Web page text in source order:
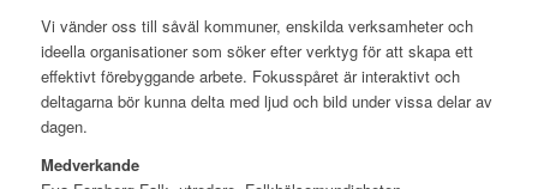
Vi vänder oss till såväl kommuner, enskilda verksamheter och
ideella organisationer som söker efter verktyg för att skapa ett
effektivt förebyggande arbete. Fokusspåret är interaktivt och
deltagarna bör kunna delta med ljud och bild under vissa delar av
dagen.
Medverkande